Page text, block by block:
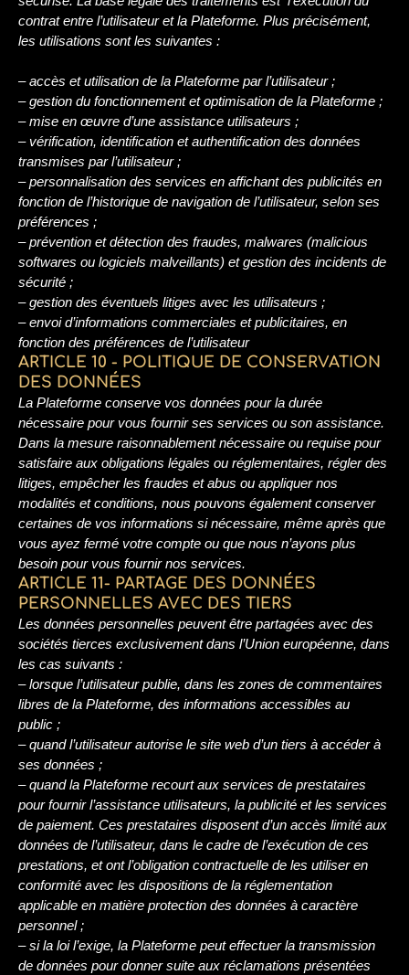
contrat entre l’utilisateur et la Plateforme. Plus précisément,
les utilisations sont les suivantes :
– accès et utilisation de la Plateforme par l’utilisateur ;
– gestion du fonctionnement et optimisation de la Plateforme ;
– mise en œuvre d’une assistance utilisateurs ;
– vérification, identification et authentification des données
transmises par l’utilisateur ;
– personnalisation des services en affichant des publicités en
fonction de l’historique de navigation de l’utilisateur, selon ses
préférences ;
– prévention et détection des fraudes, malwares (malicious
softwares ou logiciels malveillants) et gestion des incidents de
sécurité ;
– gestion des éventuels litiges avec les utilisateurs ;
– envoi d’informations commerciales et publicitaires, en
fonction des préférences de l’utilisateur
ARTICLE 10 - POLITIQUE DE CONSERVATION
DES DONNÉES
La Plateforme conserve vos données pour la durée
nécessaire pour vous fournir ses services ou son assistance.
Dans la mesure raisonnablement nécessaire ou requise pour
satisfaire aux obligations légales ou réglementaires, régler des
litiges, empêcher les fraudes et abus ou appliquer nos
modalités et conditions, nous pouvons également conserver
certaines de vos informations si nécessaire, même après que
vous ayez fermé votre compte ou que nous n’ayons plus
besoin pour vous fournir nos services.
ARTICLE 11- PARTAGE DES DONNÉES
PERSONNELLES AVEC DES TIERS
Les données personnelles peuvent être partagées avec des
sociétés tierces exclusivement dans l’Union européenne, dans
les cas suivants :
– lorsque l’utilisateur publie, dans les zones de commentaires
libres de la Plateforme, des informations accessibles au
public ;
– quand l’utilisateur autorise le site web d’un tiers à accéder à
ses données ;
– quand la Plateforme recourt aux services de prestataires
pour fournir l’assistance utilisateurs, la publicité et les services
de paiement. Ces prestataires disposent d’un accès limité aux
données de l’utilisateur, dans le cadre de l’exécution de ces
prestations, et ont l’obligation contractuelle de les utiliser en
conformité avec les dispositions de la réglementation
applicable en matière protection des données à caractère
personnel ;
– si la loi l’exige, la Plateforme peut effectuer la transmission
de données pour donner suite aux réclamations présentées